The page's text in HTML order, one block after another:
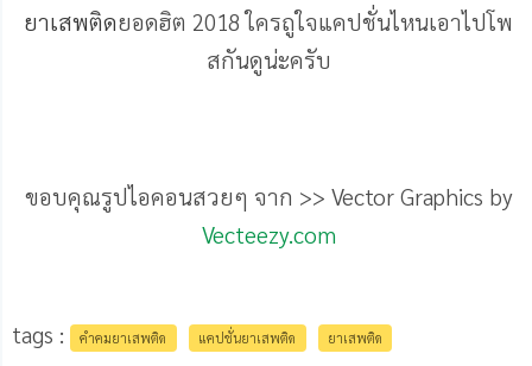
ยาเสพติดยอดฮิต 2018 ใครถูใจแคปชั่นไหนเอาไปโพ
สกันดูน่ะครับ
ขอบคุณรูปไอคอนสวยๆ จาก >> Vector Graphics by
Vecteezy.com
tags : คำคมยาเสพติด แคปชั่นยาเสพติด ยาเสพติด